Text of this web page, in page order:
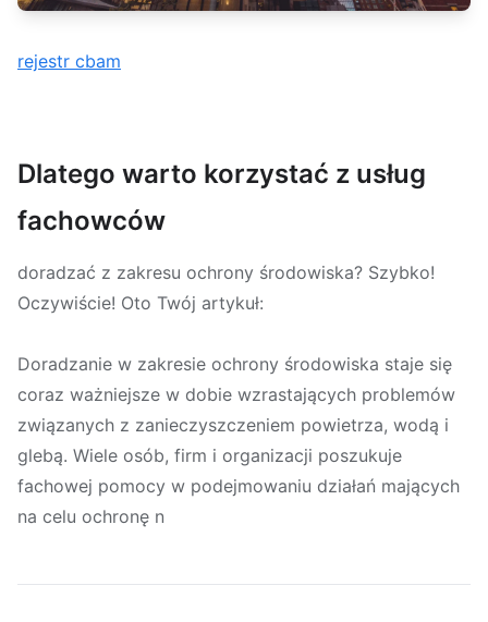
rejestr cbam
Dlatego warto korzystać z usług
fachowców
doradzać z zakresu ochrony środowiska? Szybko!
Oczywiście! Oto Twój artykuł:
Doradzanie w zakresie ochrony środowiska staje się
coraz ważniejsze w dobie wzrastających problemów
związanych z zanieczyszczeniem powietrza, wodą i
glebą. Wiele osób, firm i organizacji poszukuje
fachowej pomocy w podejmowaniu działań mających
na celu ochronę n